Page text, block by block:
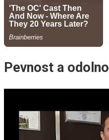
Pevnost a